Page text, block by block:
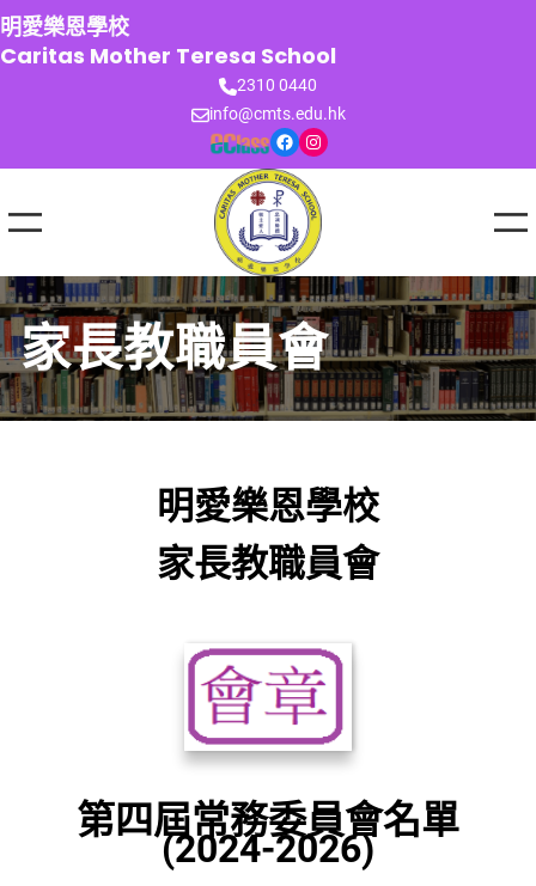
跳
至
主
明愛樂恩學校
Caritas Mother Teresa School
2310 0440
info@cmts.edu.hk
Facebook Instagram
家長教職員會
明愛樂恩學校
家長教職員會
第四屆常務委員會名單
(2024-2026)